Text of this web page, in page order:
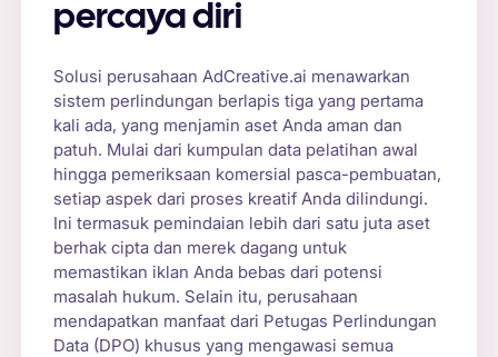
percaya diri
Solusi perusahaan AdCreative.ai menawarkan
sistem perlindungan berlapis tiga yang pertama
kali ada, yang menjamin aset Anda aman dan
patuh. Mulai dari kumpulan data pelatihan awal
hingga pemeriksaan komersial pasca-pembuatan,
setiap aspek dari proses kreatif Anda dilindungi.
Ini termasuk pemindaian lebih dari satu juta aset
berhak cipta dan merek dagang untuk
memastikan iklan Anda bebas dari potensi
masalah hukum. Selain itu, perusahaan
mendapatkan manfaat dari Petugas Perlindungan
Data (DPO) khusus yang mengawasi semua